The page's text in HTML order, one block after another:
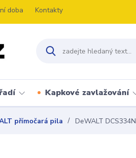
doba Kontakty
Kapkové zavlažování
přímočará pila DeWALT DCS334N